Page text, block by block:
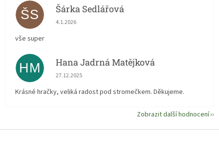
ŠS Šárka Sedlářová
Hodnocení obchodu je 5 z 5 hvězdiček.
4.1.2026
vše super
HM Hana Jadrná Matějková
Hodnocení obchodu je 5 z 5 hvězdiček.
27.12.2025
Krásné hračky, veliká radost pod stromečkem. Děkujeme.
Zobrazit další hodnocení